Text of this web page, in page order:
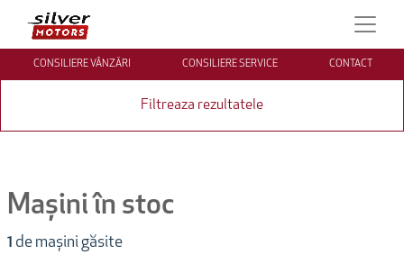
CONSILIERE VÂNZĂRI CONSILIERE SERVICE CONTACT
Filtreaza rezultatele
Mașini în stoc
1 de mașini găsite